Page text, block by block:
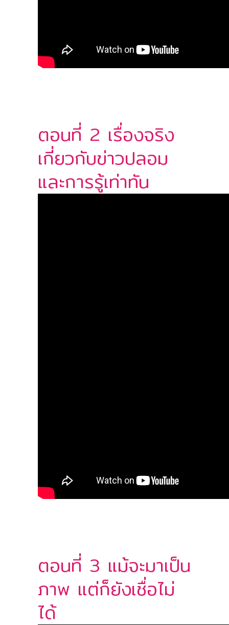
ตอนที่ 2 เรื่องจริง
เกี่ยวกับข่าวปลอม
และการรู้เท่าทัน
ตอนที่ 3 แม้จะมาเป็น
ภาพ แต่ก็ยังเชื่อไม่
ได้